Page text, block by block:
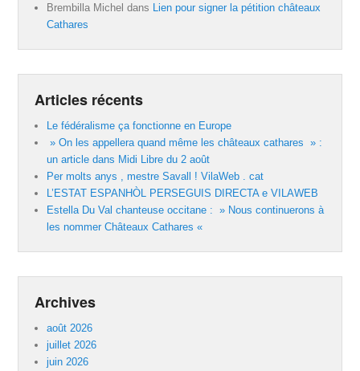
Brembilla Michel dans
Lien pour signer la pétition châteaux
Cathares
Articles récents
Le fédéralisme ça fonctionne en Europe
» On les appellera quand même les châteaux cathares » :
un article dans Midi Libre du 2 août
Per molts anys , mestre Savall ! VilaWeb . cat
L’ESTAT ESPANHÒL PERSEGUIS DIRECTA e VILAWEB
Estella Du Val chanteuse occitane : » Nous continuerons à
les nommer Châteaux Cathares «
Archives
août 2026
juillet 2026
juin 2026